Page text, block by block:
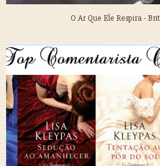
O Ar Que Ele Respira -